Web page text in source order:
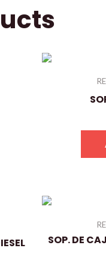
SOP. DE